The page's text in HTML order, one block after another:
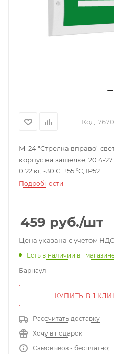
Код:
М-24 "Стрелка вправо"
корпус на защелке; 20.4-
0.22 кг, -30 С..+55 °С, IP52.
Подробности
459 руб./шт
Цена указана с учетом НДС
Есть в наличии в 1
Барнаул
КУПИТЬ В 1
Рассчитать доставку
Хочу в подарок
Самовывоз - бесплатно;